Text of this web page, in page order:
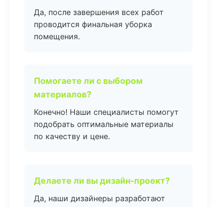
Да, после завершения всех работ
проводится финальная уборка
помещения.
Помогаете ли с выбором
материалов?
Конечно! Наши специалисты помогут
подобрать оптимальные материалы
по качеству и цене.
Делаете ли вы дизайн-проект?
Да, наши дизайнеры разработают